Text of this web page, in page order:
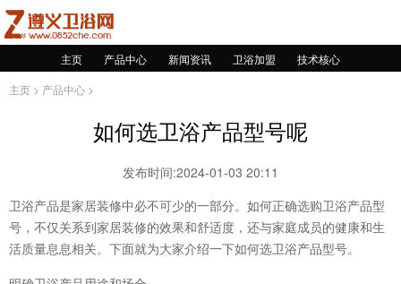
主页 产品中心 新闻资讯 卫浴加盟
技术核心
主页 > 产品中心 >
如何选卫浴产品型号呢
发布时间:2024-01-03 20:11
卫浴产品是家居装修中必不可少的一部分。如何正确选购卫浴产品型
号，不仅关系到家居装修的效果和舒适度，还与家庭成员的健康和生
活质量息息相关。下面就为大家介绍一下如何选卫浴产品型号。